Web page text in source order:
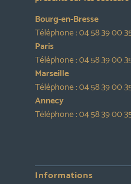
Bourg-en-Bresse
Téléphone :04 58 39 00
Paris
Téléphone :04 58 39 00
Marseille
Téléphone :04 58 39 00
Annecy
Téléphone :04 58 39 00
Informations